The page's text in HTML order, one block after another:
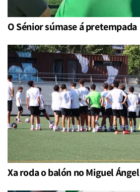
O Sénior súmase á pretempada
Xa roda o balón no Miguel Ángel